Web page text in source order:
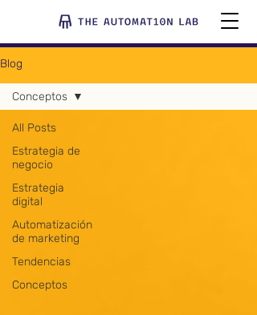
Blog
All Posts
Estrategia de
negocio
Estrategia
digital
Automatización
de marketing
Tendencias
Conceptos
Conceptos